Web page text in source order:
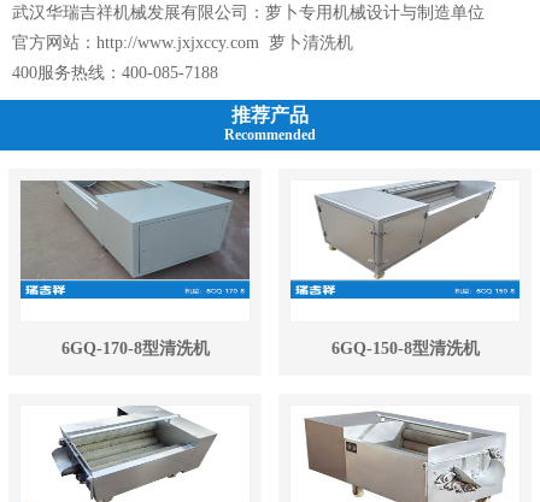
武汉华瑞吉祥机械发展有限公司：萝卜专用机械设计与制造单位
官方网站： http://www.jxjxccy.com 萝卜清洗机
400服务热线：400-085-7188
推荐产品
Recommended
6GQ-170-8型清洗机 6GQ-150-8型清洗机